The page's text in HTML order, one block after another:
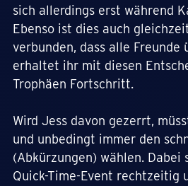
sich allerdings erst während
Ebenso ist dies auch
verbunden, dass alle Freunde
erhaltet ihr mit diesen
Trophäen Fortschritt.
Wird Jess davon gezerrt,
und unbedingt immer den
(Abkürzungen) wählen.
Quick-Time-Event rechtzeitig